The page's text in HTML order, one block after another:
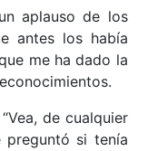
aplauso de los
antes los había
me ha dado la
de cualquier
preguntó si tenía